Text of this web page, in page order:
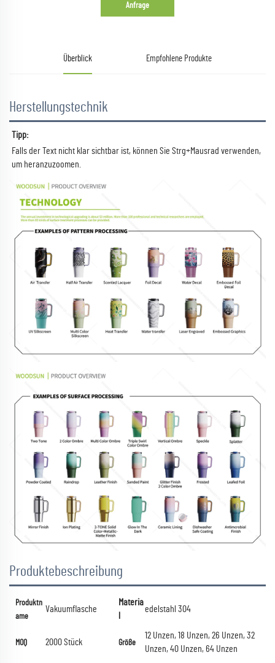
Anfrage
Überblick Empfohlene Produkte
Herstellungstechnik
Tipp:
Falls der Text nicht klar sichtbar ist, können Sie Strg+Mausrad verwenden,
um heranzuzoomen.
Produktebeschreibung
Produktn
ame
Vakuumflasche
Materia
edelstahl 304
MOQ 2000 Stück Größe
12 Unzen, 18 Unzen, 26 Unzen, 32
Unzen, 40 Unzen, 64 Unzen